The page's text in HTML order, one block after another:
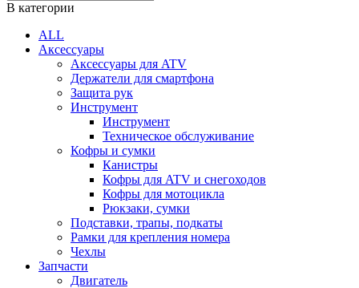
В категории
ALL
Аксессуары
Аксессуары для ATV
Держатели для смартфона
Защита рук
Инструмент
Инструмент
Техническое обслуживание
Кофры и сумки
Канистры
Кофры для ATV и снегоходов
Кофры для мотоцикла
Рюкзаки, сумки
Подставки, трапы, подкаты
Рамки для крепления номера
Чехлы
Запчасти
Двигатель